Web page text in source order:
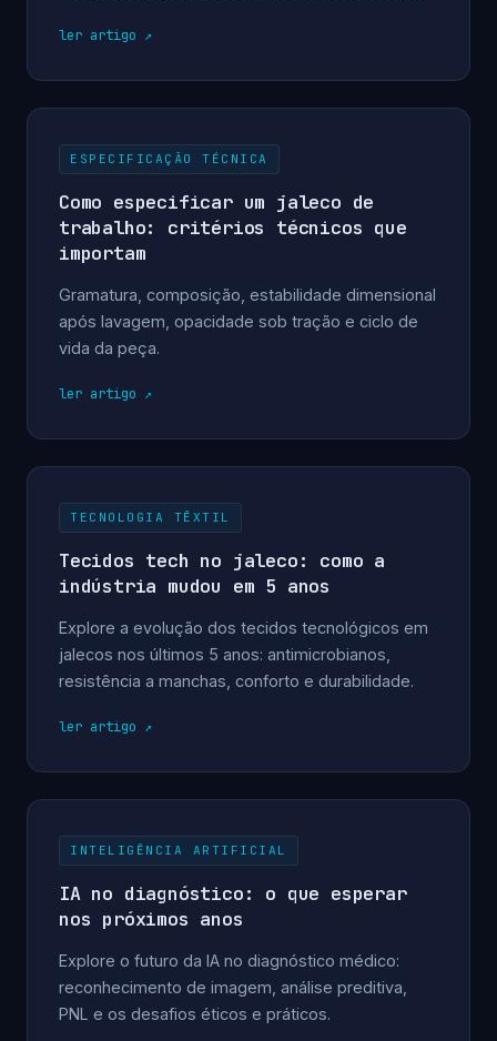
ler artigo
ESPECIFICAÇÃO TÉCNICA
Como especificar um jaleco de
trabalho: critérios técnicos que
importam
Gramatura, composição, estabilidade dimensional
após lavagem, opacidade sob tração e ciclo de
vida da peça.
ler artigo
TECNOLOGIA TÊXTIL
Tecidos tech no jaleco: como a
indústria mudou em 5 anos
Explore a evolução dos tecidos tecnológicos em
jalecos nos últimos 5 anos: antimicrobianos,
resistência a manchas, conforto e durabilidade.
ler artigo
INTELIGÊNCIA ARTIFICIAL
IA no diagnóstico: o que esperar
nos próximos anos
Explore o futuro da IA no diagnóstico médico:
reconhecimento de imagem, análise preditiva,
PNL e os desafios éticos e práticos.